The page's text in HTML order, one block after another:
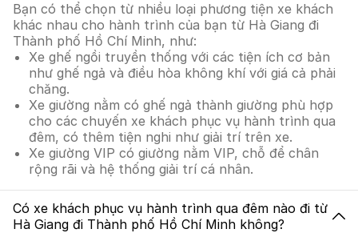
Bạn có thể chọn từ nhiều loại phương tiện xe khách
khác nhau cho hành trình của bạn từ Hà Giang đi
Thành phố Hồ Chí Minh, như:
Xe ghế ngồi truyền thống với các tiện ích cơ bản
như ghế ngả và điều hòa không khí với giá cả phải
chăng.
Xe giường nằm có ghế ngả thành giường phù hợp
cho các chuyến xe khách phục vụ hành trình qua
đêm, có thêm tiện nghi như giải trí trên xe.
Xe giường VIP có giường nằm VIP, chỗ để chân
rộng rãi và hệ thống giải trí cá nhân.
Có xe khách phục vụ hành trình qua đêm nào đi từ
Hà Giang đi Thành phố Hồ Chí Minh không?